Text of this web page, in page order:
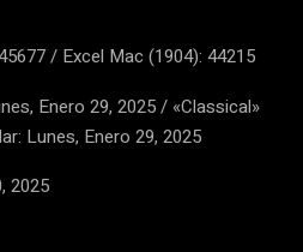
/ Excel Mac (1904): 44215
Enero 29, 2025 / «Classical»
Lunes, Enero 29, 2025
2025